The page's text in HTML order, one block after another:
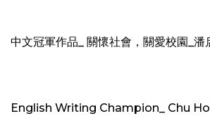
中文冠軍作品_ 關懷社會，關愛校園_潘
English Writing Champion_ Chu